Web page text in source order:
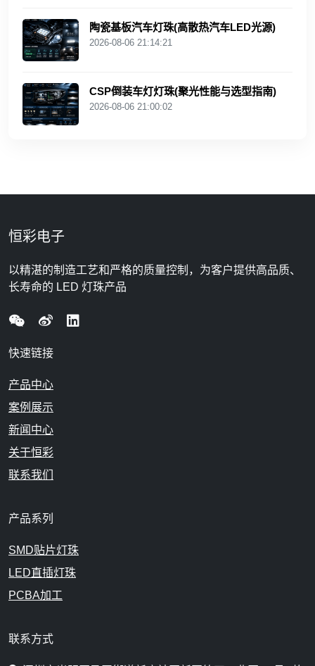
陶瓷基板汽车灯珠(高散热汽车LED光源)
2026-08-06 21:14:21
CSP倒装车灯灯珠(聚光性能与选型指南)
2026-08-06 21:00:02
恒彩电子
以精湛的制造工艺和严格的质量控制，为客户提供高品质、
长寿命的 LED 灯珠产品
快速链接
产品中心
案例展示
新闻中心
关于恒彩
联系我们
产品系列
SMD贴片灯珠
LED直插灯珠
PCBA加工
联系方式